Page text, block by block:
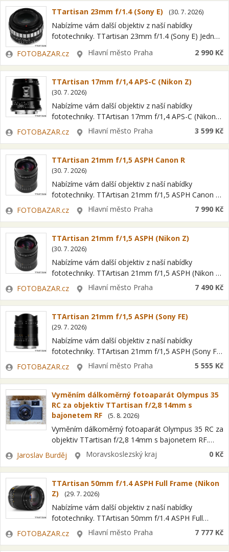
TTartisan 23mm f/1.4 (Sony E) (30. 7. 2026)
Nabízíme vám další objektiv z naší nabídky
fototechniky. TTartisan 23mm f/1.4 (Sony E) Jedná
zárukou a možností odpočtu…
Zadavatel
FOTOBAZAR.cz LokalitaHlavní město Praha 2 990 Kč
TTArtisan 17mm f/1,4 APS-C (Nikon Z)
(30. 7. 2026)
Nabízíme vám další objektiv z naší nabídky
fototechniky. TTArtisan 17mm f/1,4 APS-C (Nikon
Z) Jedná se o položku OPEN BOX = nový kus s
plnou zárukou a možností…
Zadavatel
FOTOBAZAR.cz LokalitaHlavní město Praha 3 599 Kč
TTArtisan 21mm f/1,5 ASPH Canon R
(30. 7. 2026)
Nabízíme vám další objektiv z naší nabídky
fototechniky. TTArtisan 21mm f/1,5 ASPH Canon R
Jedná se o položku OPEN BOX = nový kus s plnou
zárukou a možností…
Zadavatel
FOTOBAZAR.cz LokalitaHlavní město Praha 7 990 Kč
TTArtisan 21mm f/1,5 ASPH (Nikon Z)
(30. 7. 2026)
Nabízíme vám další objektiv z naší nabídky
fototechniky. TTArtisan 21mm f/1,5 ASPH (Nikon Z)
Jedná se o položku OPEN BOX = nový kus s plnou
zárukou a možností…
Zadavatel
FOTOBAZAR.cz LokalitaHlavní město Praha 7 490 Kč
TTArtisan 21mm f/1,5 ASPH (Sony FE)
(29. 7. 2026)
Nabízíme vám další objektiv z naší nabídky
fototechniky. TTArtisan 21mm f/1,5 ASPH (Sony FE)
Jedná se o položku OPEN BOX = nový kus s plnou
zárukou a možností…
Zadavatel
FOTOBAZAR.cz LokalitaHlavní město Praha 5 555 Kč
Vyměním dálkoměrný fotoaparát Olympus 35
RC za objektiv TTartisan f/2,8 14mm s
bajonetem RF
(5. 8. 2026)
Vyměním dálkoměrný fotoaparát Olympus 35 RC za
objektiv TTartisan f/2,8 14mm s bajonetem RF.
Optika E. Zuiko f/2.8 42mm, redukce filtru z
43,5mm na 49mm, pouzdro Minolta -…
Zadavatel
Jaroslav Burděj LokalitaMoravskoslezský kraj 0 Kč
TTArtisan 50mm f/1.4 ASPH Full Frame (Nikon
Z)
(29. 7. 2026)
Nabízíme vám další objektiv z naší nabídky
fototechniky. TTArtisan 50mm f/1.4 ASPH Full
Frame (Nikon Z) Jedná se o položku OPEN BOX =
nový kus s plnou zárukou…
Zadavatel
FOTOBAZAR.cz LokalitaHlavní město Praha 7 777 Kč